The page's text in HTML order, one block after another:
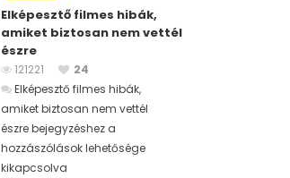
Elképesztő filmes hibák,
amiket biztosan nem vettél
észre
121221
24
Elképesztő filmes hibák,
amiket biztosan nem vettél
észre bejegyzéshez a
hozzászólások lehetősége
kikapcsolva